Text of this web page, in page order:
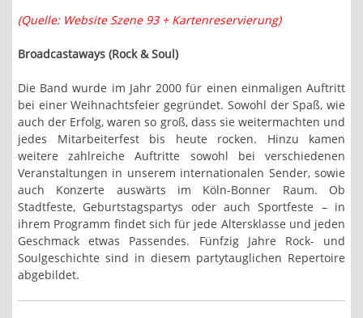
(Quelle: Website Szene 93 + Kartenreservierung)
Broadcastaways (Rock & Soul)
Die Band wurde im Jahr 2000 für einen einmaligen Auftritt
bei einer Weihnachtsfeier gegründet. Sowohl der Spaß, wie
auch der Erfolg, waren so groß, dass sie weitermachten und
jedes Mitarbeiterfest bis heute rocken. Hinzu kamen
weitere zahlreiche Auftritte sowohl bei verschiedenen
Veranstaltungen in unserem internationalen Sender, sowie
auch Konzerte auswärts im Köln-Bonner Raum. Ob
Stadtfeste, Geburtstagspartys oder auch Sportfeste – in
ihrem Programm findet sich für jede Altersklasse und jeden
Geschmack etwas Passendes. Fünfzig Jahre Rock- und
Soulgeschichte sind in diesem partytauglichen Repertoire
abgebildet.